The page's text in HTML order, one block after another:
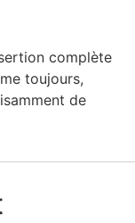
complète
toujours,
de